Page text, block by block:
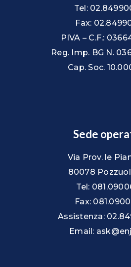
Tel:
Fax:
PIVA – C.F.:
Reg. Imp. BG N.
Cap. Soc.
Sede
Via Prov. le
80078
Tel:
Fax:
Assistenza:
Email: